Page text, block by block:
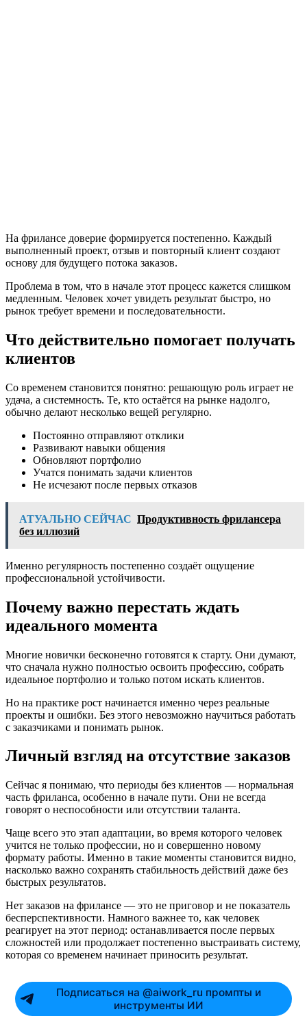
На фрилансе доверие формируется постепенно. Каждый
выполненный проект, отзыв и повторный клиент создают
основу для будущего потока заказов.
Проблема в том, что в начале этот процесс кажется слишком
медленным. Человек хочет увидеть результат быстро, но
рынок требует времени и последовательности.
Что действительно помогает получать
клиентов
Со временем становится понятно: решающую роль играет не
удача, а системность. Те, кто остаётся на рынке надолго,
обычно делают несколько вещей регулярно.
Постоянно отправляют отклики
Развивают навыки общения
Обновляют портфолио
Учатся понимать задачи клиентов
Не исчезают после первых отказов
АТУАЛЬНО СЕЙЧАС Продуктивность фрилансера
без иллюзий
Именно регулярность постепенно создаёт ощущение
профессиональной устойчивости.
Почему важно перестать ждать
идеального момента
Многие новички бесконечно готовятся к старту. Они думают,
что сначала нужно полностью освоить профессию, собрать
идеальное портфолио и только потом искать клиентов.
Но на практике рост начинается именно через реальные
проекты и ошибки. Без этого невозможно научиться работать
с заказчиками и понимать рынок.
Личный взгляд на отсутствие заказов
Сейчас я понимаю, что периоды без клиентов — нормальная
часть фриланса, особенно в начале пути. Они не всегда
говорят о неспособности или отсутствии таланта.
Чаще всего это этап адаптации, во время которого человек
учится не только профессии, но и совершенно новому
формату работы. Именно в такие моменты становится видно,
насколько важно сохранять стабильность действий даже без
быстрых результатов.
Нет заказов на фрилансе — это не приговор и не показатель
бесперспективности. Намного важнее то, как человек
реагирует на этот период: останавливается после первых
сложностей или продолжает постепенно выстраивать систему,
которая со временем начинает приносить результат.
Подписаться на @aiwork_ru промпты и
инструменты ИИ